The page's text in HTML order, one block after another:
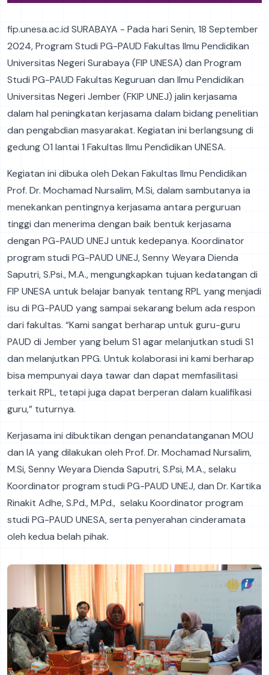
fip.unesa.ac.id SURABAYA - Pada hari Senin, 18 September
2024, Program Studi PG-PAUD Fakultas Ilmu Pendidikan
Universitas Negeri Surabaya (FIP UNESA) dan Program
Studi PG-PAUD Fakultas Keguruan dan Ilmu Pendidikan
Universitas Negeri Jember (FKIP UNEJ) jalin kerjasama
dalam hal peningkatan kerjasama dalam bidang penelitian
dan pengabdian masyarakat. Kegiatan ini berlangsung di
gedung O1 lantai 1 Fakultas Ilmu Pendidikan UNESA.
Kegiatan ini dibuka oleh Dekan Fakultas Ilmu Pendidikan
Prof. Dr. Mochamad Nursalim, M.Si, dalam sambutanya ia
menekankan pentingnya kerjasama antara perguruan
tinggi dan menerima dengan baik bentuk kerjasama
dengan PG-PAUD UNEJ untuk kedepanya. Koordinator
program studi PG-PAUD UNEJ, Senny Weyara Dienda
Saputri, S.Psi., M.A.​, mengungkapkan tujuan kedatangan di
FIP UNESA untuk belajar banyak tentang RPL yang menjadi
isu di PG-PAUD yang sampai sekarang belum ada respon
dari fakultas. “Kami sangat berharap untuk guru-guru
PAUD di Jember yang belum S1 agar melanjutkan studi S1
dan melanjutkan PPG. Untuk kolaborasi ini kami berharap
bisa mempunyai daya tawar dan dapat memfasilitasi
terkait RPL, tetapi juga dapat berperan dalam kualifikasi
guru,” tuturnya.
Kerjasama ini dibuktikan dengan penandatanganan MOU
dan IA yang dilakukan oleh Prof. Dr. Mochamad Nursalim,
M.Si, Senny Weyara Dienda Saputri, S.Psi, M.A., selaku
Koordinator program studi PG-PAUD UNEJ, dan Dr. Kartika
Rinakit Adhe, S.Pd., M.Pd., selaku Koordinator program
studi PG-PAUD UNESA, serta penyerahan cinderamata
oleh kedua belah pihak.